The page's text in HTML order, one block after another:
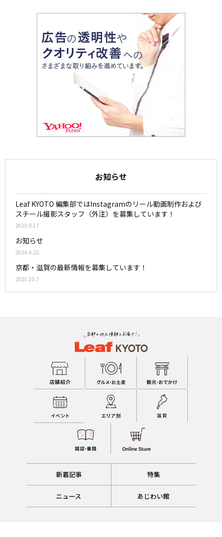
お知らせ
Leaf KYOTO 編集部ではInstagramのリール動画制作および
スチール撮影スタッフ（外注）を募集しています！
2025.9.17
お知らせ
2024.4.22
京都・滋賀の最新情報を募集しています！
2021.10.7
新着記事 特集
ニュース あじわい館